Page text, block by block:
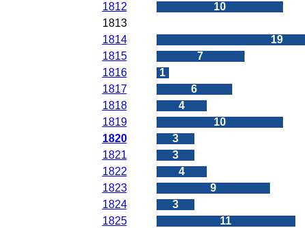
1812
10
1813
1814
19
1815
7
1816
1
1817
6
1818
4
1819
10
1820
3
1821
3
1822
4
1823
9
1824
3
1825
11